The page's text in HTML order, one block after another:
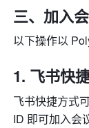
三、加入
以下操作以
飞书快
飞书快捷方式
ID 即可加入会